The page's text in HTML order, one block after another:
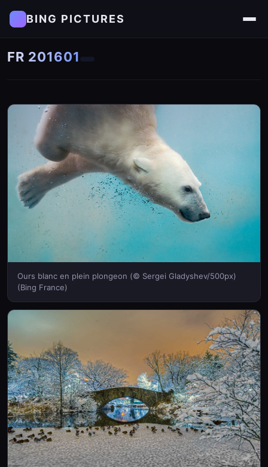
BING PICTURES
FR 201601
Ours blanc en plein plongeon (© Sergei Gladyshev/500px)
(Bing France)